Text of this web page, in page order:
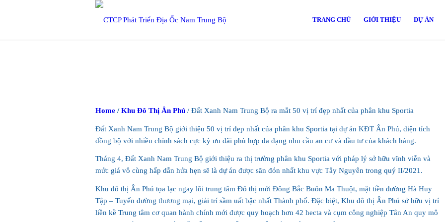
TRANG CHỦ GIỚI THIỆU DỰ ÁN
Home /Khu Đô Thị Ân Phú / Đất Xanh Nam Trung Bộ ra mắt 50 vị trí đẹp nhất của phân khu Sportia
Đất Xanh Nam Trung Bộ giới thiệu 50 vị trí đẹp nhất của phân khu Sportia tại dự án KĐT Ân Phú, diện tích
đồng bộ với nhiều chính sách cực kỳ ưu đãi phù hợp đa dạng nhu cầu an cư và đầu tư của khách hàng.
Tháng 4, Đất Xanh Nam Trung Bộ giới thiệu ra thị trường phân khu Sportia với pháp lý sở hữu vĩnh viễn và
mức giá vô cùng hấp dẫn hứa hẹn sẽ là dự án được săn đón nhất khu vực Tây Nguyên trong quý II/2021.
Khu đô thị Ân Phú tọa lạc ngay lõi trung tâm Đô thị mới Đông Bắc Buôn Ma Thuột, mặt tiền đường Hà Huy
Tập – Tuyến đường thương mại, giải trí sầm uất bậc nhất Thành phố. Đặc biệt, Khu đô thị Ân Phú sở hữu vị trí
liền kề Trung tâm cơ quan hành chính mới được quy hoạch hơn 42 hecta và cụm công nghiệp Tân An quy mô